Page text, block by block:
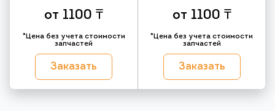
от 1100 ₸
*Цена без учета стоимости
запчастей
Заказать
от 1100 ₸
*Цена без учета стоимости
запчастей
Заказать